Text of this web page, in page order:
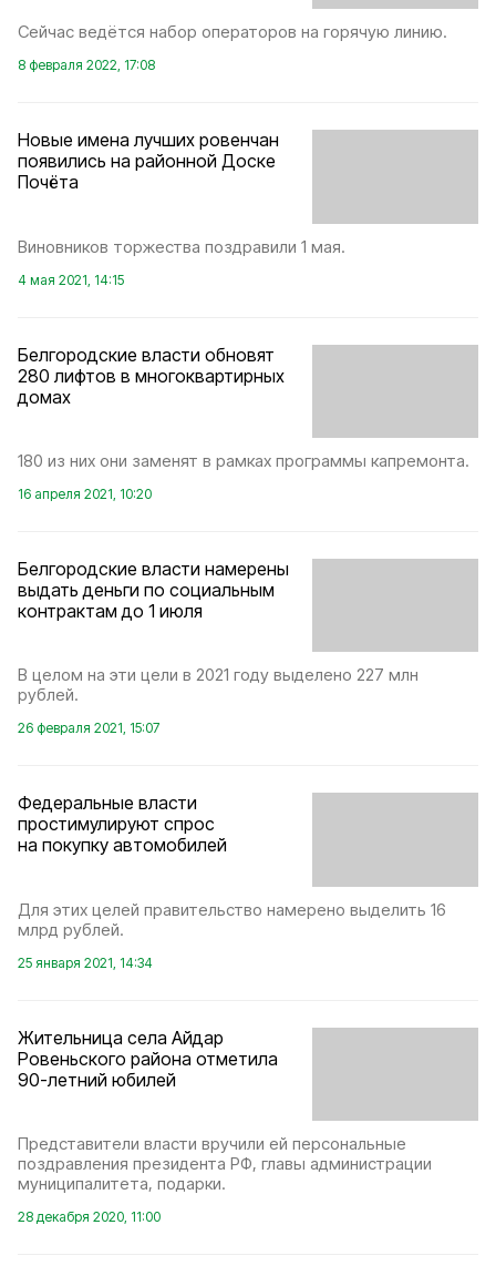
Сейчас ведётся набор операторов на горячую линию.
8 февраля 2022, 17:08
Новые имена лучших ровенчан
появились на районной Доске
Почёта
Виновников торжества поздравили 1 мая.
4 мая 2021, 14:15
Белгородские власти обновят
280 лифтов в многоквартирных
домах
180 из них они заменят в рамках программы капремонта.
16 апреля 2021, 10:20
Белгородские власти намерены
выдать деньги по социальным
контрактам до 1 июля
В целом на эти цели в 2021 году выделено 227 млн
рублей.
26 февраля 2021, 15:07
Федеральные власти
простимулируют спрос
на покупку автомобилей
Для этих целей правительство намерено выделить 16
млрд рублей.
25 января 2021, 14:34
Жительница села Айдар
Ровеньского района отметила
90-летний юбилей
Представители власти вручили ей персональные
поздравления президента РФ, главы администрации
муниципалитета, подарки.
28 декабря 2020, 11:00